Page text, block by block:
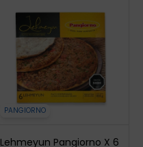
PANGIORNO
Lehmeyun Pangiorno X 6